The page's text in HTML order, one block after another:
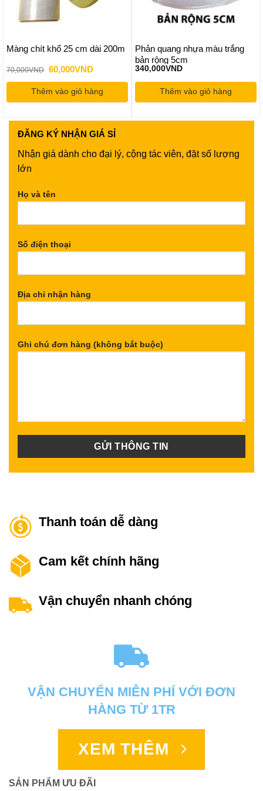
Màng chít khổ 25 cm dài 200m
70,000VND Giá
gốc
là:
70,000VND.
60,000VNDGiá
tại
là:
60,000VND.
Thêm vào giỏ hàng
Phản quang nhựa màu trắng
bản rộng 5cm
340,000VND
Thêm vào giỏ hàng
ĐĂNG KÝ NHẬN GIÁ SỈ
Nhận giá dành cho đại lý, cộng tác viên, đặt số lượng
lớn
Họ và tên
Số điện thoại
Địa chỉ nhận hàng
Ghi chú đơn hàng (không bắt buộc)
Thanh toán dễ dàng
Cam kết chính hãng
Vận chuyển nhanh chóng
VẬN CHUYỂN MIỄN PHÍ VỚI ĐƠN
HÀNG TỪ 1TR
XEM THÊM
SẢN PHẨM ƯU ĐÃI